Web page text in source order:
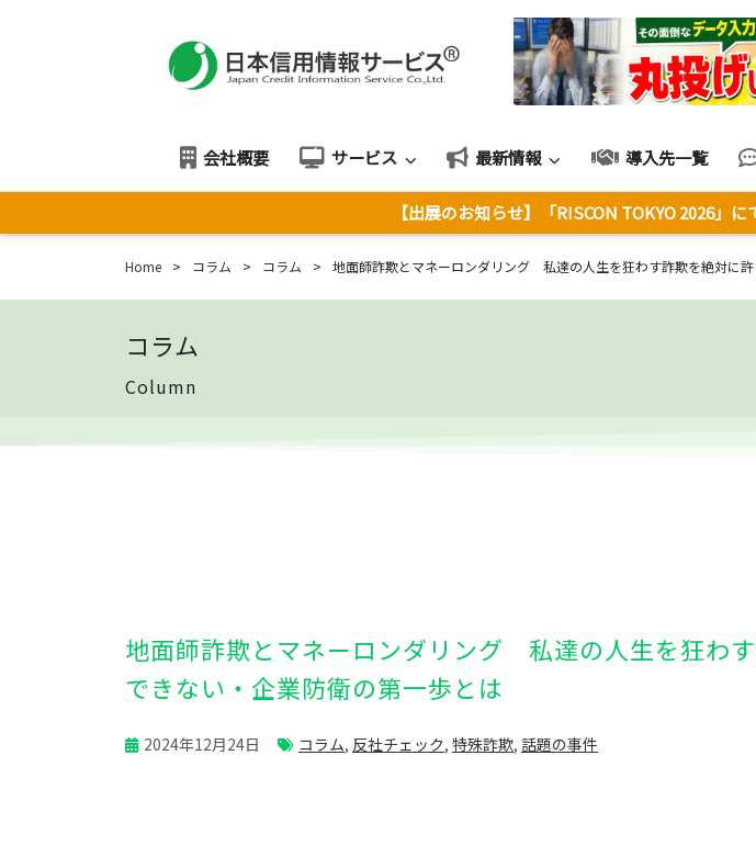
会社概要 サービス 最新情報 導入先一覧
【出展のお知らせ】「RISCON TOKYO 2026」
Home > コラム > コラム > 地面師詐欺とマネーロンダリング 私達の人生を狂わす詐欺を絶対に
コラム
Column
地面師詐欺とマネーロンダリング 私達の人生を狂わ
できない・企業防衛の第一歩とは
2024年12月24日 コラム, 反社チェック, 特殊詐欺, 話題の事件